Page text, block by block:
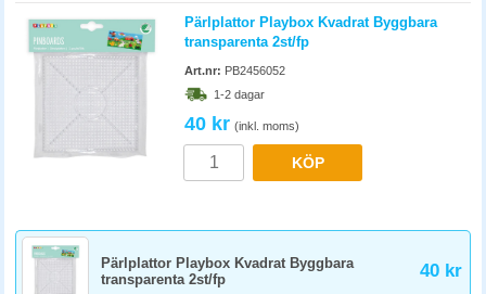
Pärlplattor Playbox Kvadrat Byggbara
transparenta 2st/fp
Art.nr: PB2456052
1-2 dagar
40 kr (inkl. moms)
KÖP
Pärlplattor Playbox Kvadrat Byggbara
transparenta 2st/fp
40 kr